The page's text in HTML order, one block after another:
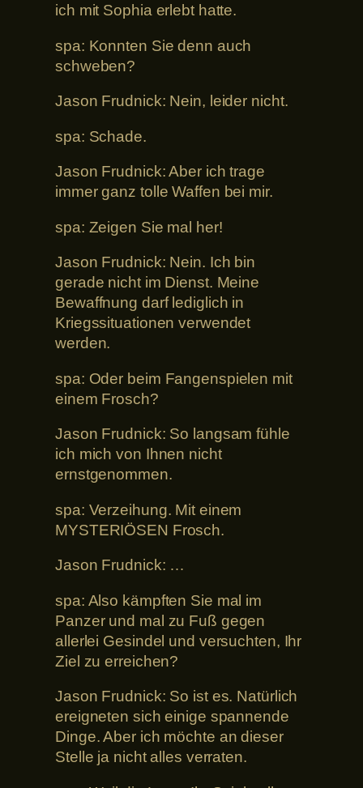
ich mit Sophia erlebt hatte.
spa: Konnten Sie denn auch
schweben?
Jason Frudnick: Nein, leider nicht.
spa: Schade.
Jason Frudnick: Aber ich trage
immer ganz tolle Waffen bei mir.
spa: Zeigen Sie mal her!
Jason Frudnick: Nein. Ich bin
gerade nicht im Dienst. Meine
Bewaffnung darf lediglich in
Kriegssituationen verwendet
werden.
spa: Oder beim Fangenspielen mit
einem Frosch?
Jason Frudnick: So langsam fühle
ich mich von Ihnen nicht
ernstgenommen.
spa: Verzeihung. Mit einem
MYSTERIÖSEN Frosch.
Jason Frudnick: …
spa: Also kämpften Sie mal im
Panzer und mal zu Fuß gegen
allerlei Gesindel und versuchten, Ihr
Ziel zu erreichen?
Jason Frudnick: So ist es. Natürlich
ereigneten sich einige spannende
Dinge. Aber ich möchte an dieser
Stelle ja nicht alles verraten.